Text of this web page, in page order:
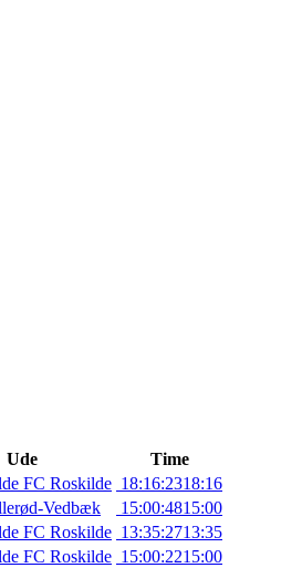
Ude
Time
FC Roskilde 18:16:2318:16
Vedbæk 15:00:4815:00
FC Roskilde 13:35:2713:35
FC Roskilde 15:00:2215:00